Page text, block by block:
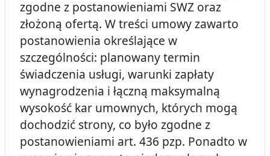
zgodne z postanowieniami SWZ oraz
złożoną ofertą. W treści umowy zawarto
postanowienia określające w
szczególności: planowany termin
świadczenia usługi, warunki zapłaty
wynagrodzenia i łączną maksymalną
wysokość kar umownych, których mogą
dochodzić strony, co było zgodne z
postanowieniami art. 436 pzp. Ponadto w